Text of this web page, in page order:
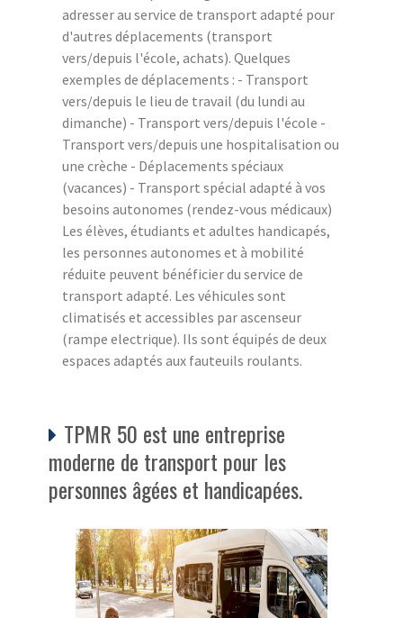
adresser au service de transport adapté pour
d'autres déplacements (transport
vers/depuis l'école, achats). Quelques
exemples de déplacements : - Transport
vers/depuis le lieu de travail (du lundi au
dimanche) - Transport vers/depuis l'école -
Transport vers/depuis une hospitalisation ou
une crèche - Déplacements spéciaux
(vacances) - Transport spécial adapté à vos
besoins autonomes (rendez-vous médicaux)
Les élèves, étudiants et adultes handicapés,
les personnes autonomes et à mobilité
réduite peuvent bénéficier du service de
transport adapté. Les véhicules sont
climatisés et accessibles par ascenseur
(rampe electrique). Ils sont équipés de deux
espaces adaptés aux fauteuils roulants.
TPMR 50 est une entreprise
moderne de transport pour les
personnes âgées et handicapées.